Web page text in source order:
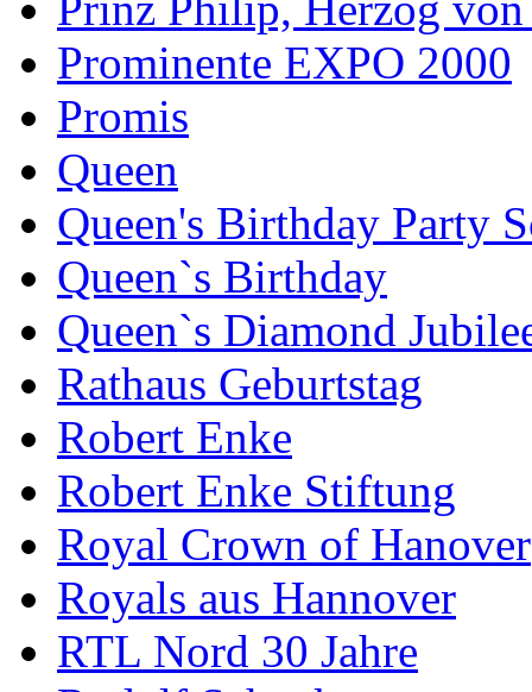
Prominente EXPO 2000
Promis
Queen
Queen's Birthday Party
Queen`s Birthday
Queen`s Diamond
Rathaus Geburtstag
Robert Enke
Robert Enke Stiftung
Royal Crown of Hanover
Royals aus Hannover
RTL Nord 30 Jahre